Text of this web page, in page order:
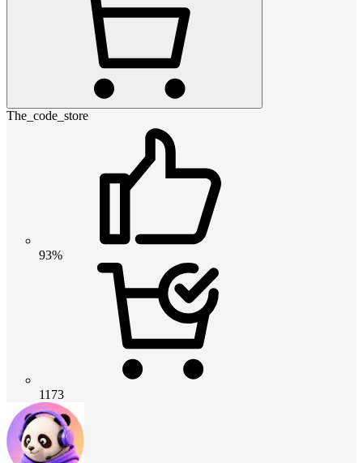
The_code_store
93%
1173